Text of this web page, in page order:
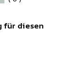
für diesen